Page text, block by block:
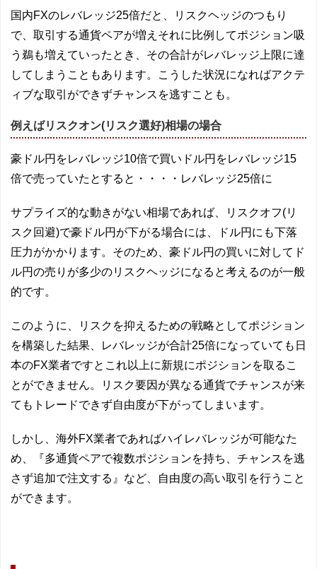
国内FXのレバレッジ25倍だと、リスクヘッジのつもり
で、取引する通貨ペアが増えそれに比例してポジション吸
う鵜も増えていったとき、その合計がレバレッジ上限に達
してしまうこともあります。こうした状況になればアクテ
ィブな取引ができずチャンスを逃すことも。
例えばリスクオン(リスク選好)相場の場合
豪ドル円をレバレッジ10倍で買いドル円をレバレッジ15
倍で売っていたとすると・・・・レバレッジ25倍に
サプライズ的な動きがない相場であれば、リスクオフ(リ
スク回避)で豪ドル円が下がる場合には、ドル円にも下落
圧力がかかります。そのため、豪ドル円の買いに対してド
ル円の売りが多少のリスクヘッジになると考えるのが一般
的です。
このように、リスクを抑えるための戦略としてポジション
を構築した結果、レバレッジが合計25倍になっていても日
本のFX業者ですとこれ以上に新規にポジションを取るこ
とができません。リスク要因が異なる通貨でチャンスが来
てもトレードできず自由度が下がってしまいます。
しかし、海外FX業者であればハイレバレッジが可能なた
め、『多通貨ペアで複数ポジションを持ち、チャンスを逃
さず追加で注文する』など、自由度の高い取引を行うこと
ができます。